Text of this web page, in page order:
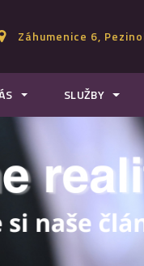
Záhumenice 6,
SLUŽBY